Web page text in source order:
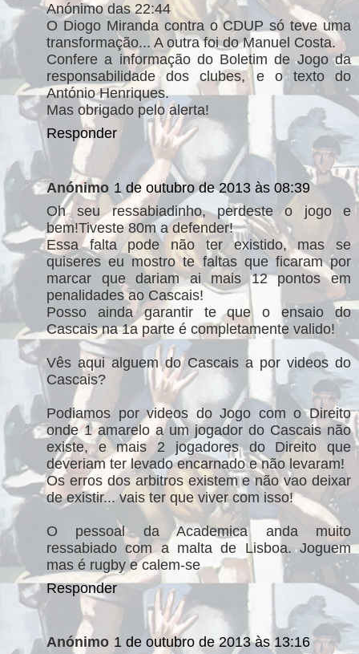
Anónimo das 22:44
O Diogo Miranda contra o CDUP só teve uma
transformação... A outra foi do Manuel Costa.
Confere a informação do Boletim de Jogo da
responsabilidade dos clubes, e o texto do
António Henriques.
Mas obrigado pelo alerta!
Responder
Anónimo 1 de outubro de 2013 às 08:39
Oh seu ressabiadinho, perdeste o jogo e
bem!Tiveste 80m a defender!
Essa falta pode não ter existido, mas se
quiseres eu mostro te faltas que ficaram por
marcar que dariam ai mais 12 pontos em
penalidades ao Cascais!
Posso ainda garantir te que o ensaio do
Cascais na 1a parte é completamente valido!
Vês aqui alguem do Cascais a por videos do
Cascais?
Podiamos por videos do Jogo com o Direito
onde 1 amarelo a um jogador do Cascais não
existe, e mais 2 jogadores do Direito que
deveriam ter levado encarnado e não levaram!
Os erros dos arbitros existem e não vao deixar
de existir... vais ter que viver com isso!
O pessoal da Academica anda muito
ressabiado com a malta de Lisboa. Joguem
mas é rugby e calem-se
Responder
Anónimo 1 de outubro de 2013 às 13:16